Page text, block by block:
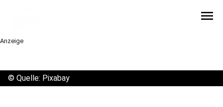
menu
Anzeige
© Quelle: Pixabay